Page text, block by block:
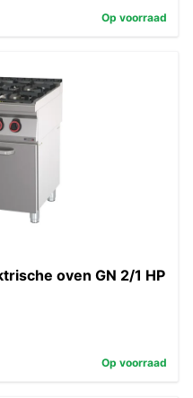
Op voorraad
oven GN 2/1 HP
Op voorraad